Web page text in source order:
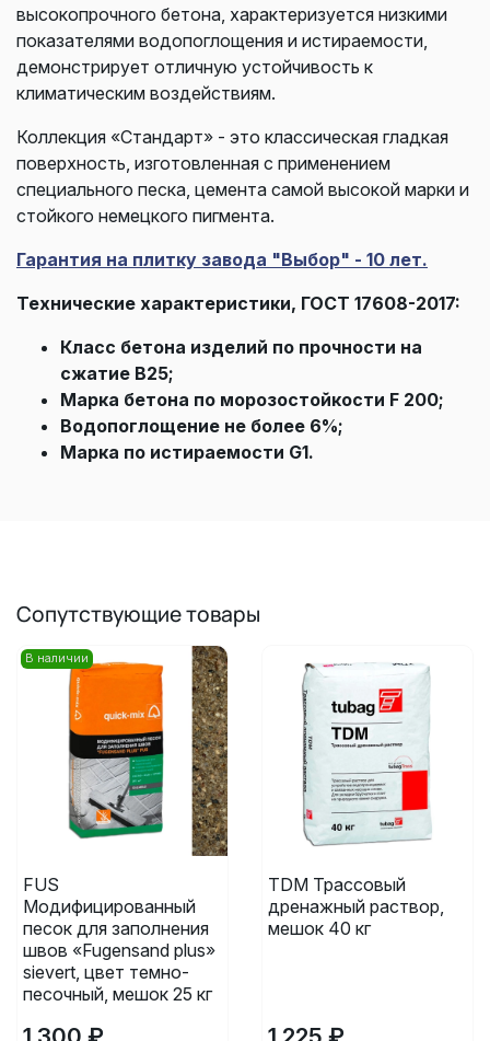
высокопрочного бетона, характеризуется низкими
показателями водопоглощения и истираемости,
демонстрирует отличную устойчивость к
климатическим воздействиям.
Коллекция «Стандарт» - это классическая гладкая
поверхность, изготовленная с применением
специального песка, цемента самой высокой марки и
стойкого немецкого пигмента.
Гарантия на плитку завода "Выбор" - 10 лет.
Технические характеристики, ГОСТ 17608-2017:
Класс бетона изделий по прочности на
сжатие В25;
Марка бетона по морозостойкости F 200;
Водопоглощение не более 6%;
Марка по истираемости G1.
Сопутствующие товары
В наличии
FUS
Модифицированный
песок для заполнения
швов «Fugensand plus»
sievert, цвет темно-
песочный, мешок 25 кг
TDM Трассовый
дренажный раствор,
мешок 40 кг